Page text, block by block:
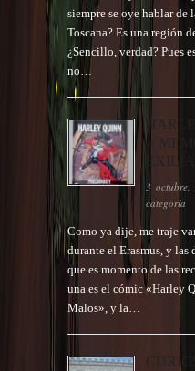
siempre se oye hablar de
Toscana? Es una región
¿Sencillo, verdad? Pues
no…
–
3 octubre,
categoría
Como ya dije, me traje
durante el Erasmus, y las
que es momento de las
una es el cómic «Harley
Malos», y la…